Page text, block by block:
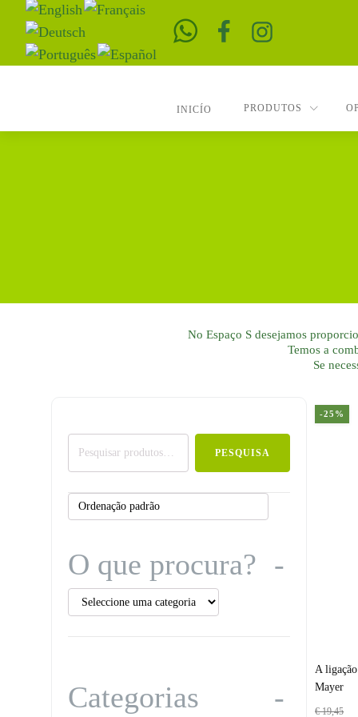
INICÍO PRODUTOS
No Espaço S desejamos
Temos a
Se
Pesquisar
PESQUISA
O que procura?
Categorias
-25%
A
Mayer
€19,45